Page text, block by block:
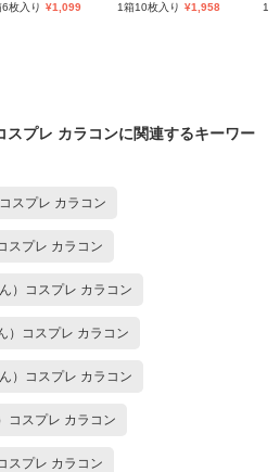
6枚入り ¥1,099 1箱10枚入り ¥1,958 1
スプレ カラコンに関連するキーワー
スプレ カラコン
スプレ カラコン
）コスプレ カラコン
）コスプレ カラコン
）コスプレ カラコン
コスプレ カラコン
スプレ カラコン